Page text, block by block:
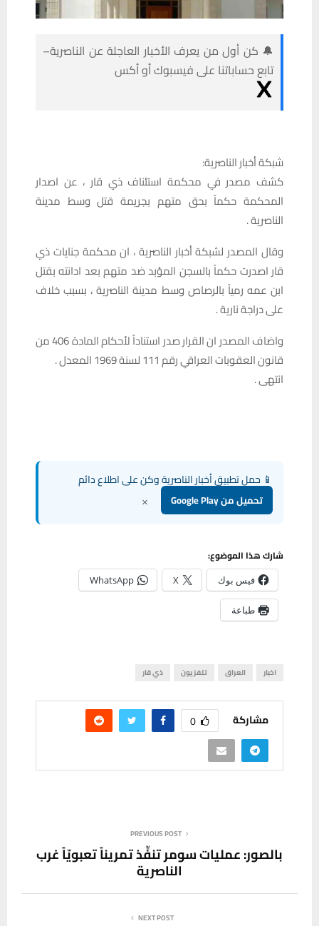
🔔 كن أول من يعرف الأخبار العاجلة عن الناصرية–
تابع حساباتنا على فيسبوك أو أكس
شبكة أخبار الناصرية:
كشف مصدر في محكمة استئناف ذي قار ، عن اصدار
المحكمة حكماً بحق متهم بجريمة قتل وسط مدينة
الناصرية .
وقال المصدر لشبكة أخبار الناصرية ، ان محكمة جنايات ذي
قار اصدرت حكماً بالسجن المؤبد ضد متهم بعد ادانته بقتل
ابن عمه رمياً بالرصاص وسط مدينة الناصرية ، بسبب خلاف
على دراجة نارية .
واضاف المصدر ان القرار صدر استناداً لأحكام المادة 406 من
قانون العقوبات العراقي رقم 111 لسنة 1969 المعدل .
انتهى .
📱 حمل تطبيق أخبار الناصرية وكن على اطلاع دائم
تحميل من Google Play ×
شارك هذا الموضوع:
فيس بوك X
WhatsApp
طباعة
اخبار العراق تلفزيون ذي قار
مشاركة 0
PREVIOUS POST
بالصور: عمليات سومر تنفِّذ تمريناً تعبويّاً غرب
الناصرية
NEXT POST